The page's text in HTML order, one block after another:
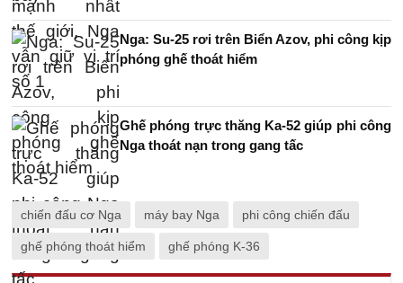
Nga: Su-25 rơi trên Biển Azov, phi công kịp
phóng ghế thoát hiểm
Ghế phóng trực thăng Ka-52 giúp phi công
Nga thoát nạn trong gang tấc
chiến đấu cơ Nga máy bay Nga phi công chiến đấu
ghế phóng thoát hiểm ghế phóng K-36